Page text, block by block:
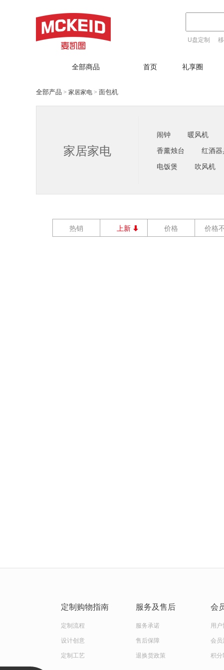
U盘定制
全部商品 首页 礼享圈
全部产品 > 家居家电 > 面包机
家居家电
闹钟 暖风机
香薰烛台
红酒
电饭煲
吹风机
热销 上新 价格 价格
定制购物指南
定制流程
设计创意
定制工艺
服务及售后
服务承诺
售后保障
退换货政策
会
用户
会员
积分